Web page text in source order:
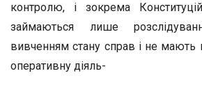
контролю, і зокрема
займаються лише
вивченням стану справ і не мають
оперативну діяль-